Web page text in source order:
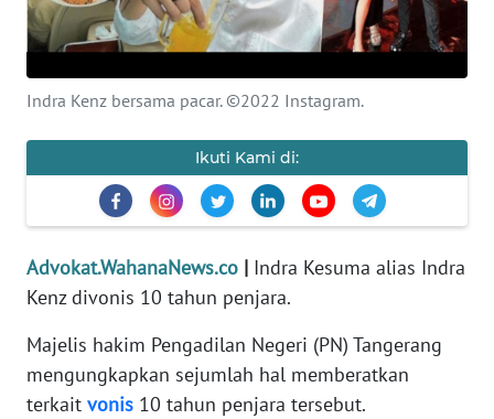
Indra Kenz bersama pacar. ©2022 Instagram.
Ikuti Kami di:
Advokat.WahanaNews.co | Indra Kesuma alias Indra
Kenz divonis 10 tahun penjara.
Majelis hakim Pengadilan Negeri (PN) Tangerang
mengungkapkan sejumlah hal memberatkan
terkait vonis 10 tahun penjara tersebut.
OPINI
FORWAMKI
WALINKI
Informasi
INDEKS